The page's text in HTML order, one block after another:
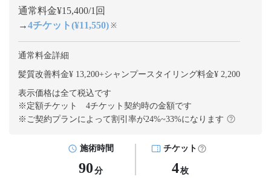
通常料金¥15,400/1回
→4チケット(¥11,550) ※
通常料金詳細
髪質改善料金¥ 13,200+シャンプースタイリング料金¥ 2,200
表示価格は全て税込です
※定額チケット 4チケット契約時の金額です
※ご契約プランによって割引率が24%~33%になります
施術時間
90 分
チケット
4枚